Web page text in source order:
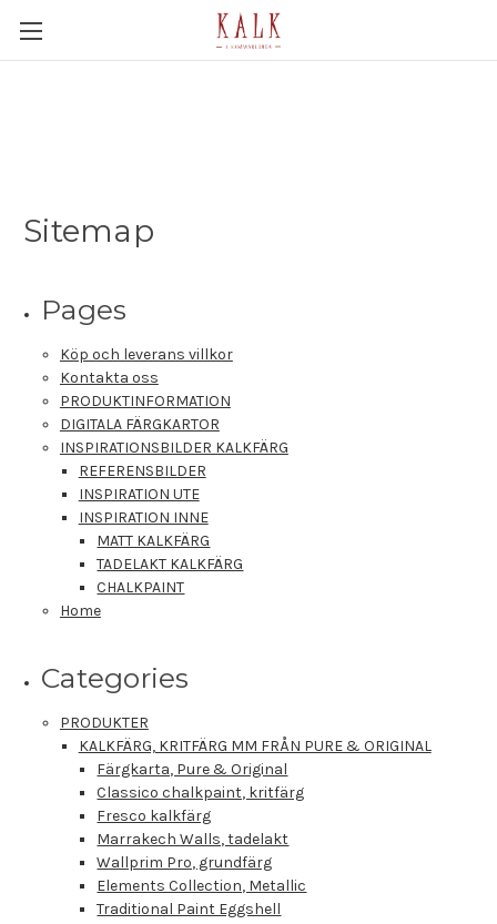
Sitemap
Pages
Köp och leverans villkor
Kontakta oss
PRODUKTINFORMATION
DIGITALA FÄRGKARTOR
INSPIRATIONSBILDER KALKFÄRG
REFERENSBILDER
INSPIRATION UTE
INSPIRATION INNE
MATT KALKFÄRG
TADELAKT KALKFÄRG
CHALKPAINT
Home
Categories
PRODUKTER
KALKFÄRG, KRITFÄRG MM FRÅN PURE & ORIGINAL
Färgkarta, Pure & Original
Classico chalkpaint, kritfärg
Fresco kalkfärg
Marrakech Walls, tadelakt
Wallprim Pro, grundfärg
Elements Collection, Metallic
Traditional Paint Eggshell